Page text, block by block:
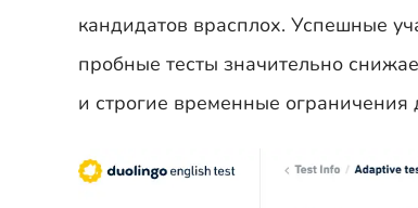
кандидатов врасплох. Успешные
пробные тесты значительно
и строгие временные